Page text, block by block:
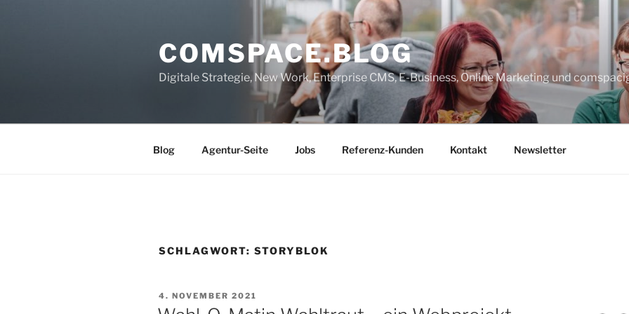
COMSPACE.BLOG
Digitale Strategie, New Work, Enterprise CMS, E-Business, Online Marketing und
Blog Agentur-Seite Jobs Referenz-Kunden Kontakt Newsletter
SCHLAGWORT: STORYBLOK
VERÖFFENTLICHT
AM
4. NOVEMBER 2021